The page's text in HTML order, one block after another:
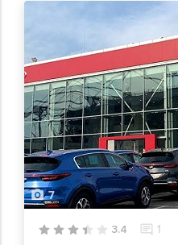
7
3.4 1